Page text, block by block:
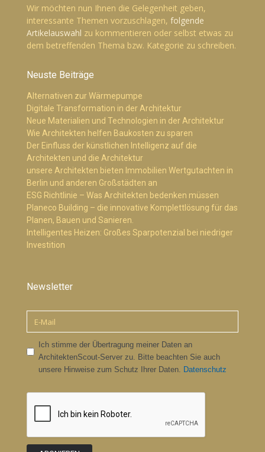
Wir möchten nun Ihnen die Gelegenheit geben,
interessante Themen vorzuschlagen, folgende
Artikelauswahl zu kommentieren oder selbst etwas zu
dem betreffenden Thema bzw. Kategorie zu schreiben.
Neuste Beiträge
Alternativen zur Wärmepumpe
Digitale Transformation in der Architektur
Neue Materialien und Technologien in der Architektur
Wie Architekten helfen Baukosten zu sparen
Der Einfluss der künstlichen Intelligenz auf die
Architekten und die Architektur
unsere Architekten bieten Immobilien Wertgutachten in
Berlin und anderen Großstädten an
ESG Richtlinie – Was Architekten bedenken müssen
Planeco Building – die innovative Komplettlösung für das
Planen, Bauen und Sanieren.
Intelligentes Heizen: Großes Sparpotenzial bei niedriger
Investition
Newsletter
Ich stimme der Übertragung meiner Daten an
ArchitektenScout-Server zu. Bitte beachten Sie auch
unsere Hinweise zum Schutz Ihrer Daten. Datenschutz